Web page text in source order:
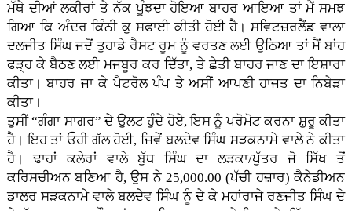
ਮੱਥੇ ਦੀਆਂ ਲਕੀਰਾਂ ਤੇ ਨੱਕ ਪੂੰਝਦਾ ਹੋਇਆ ਬਾਹਰ ਆਇਆ ਤਾਂ ਮੈਂ ਸਮਝ
ਗਿਆ ਕਿ ਅੰਦਰ ਕਿੰਨੀ ਕੁ ਸਫਾਈ ਕੀਤੀ ਹੋਈ ਹੈ। ਸਵਿਟਜ਼ਰਲੈਂਡ ਵਾਲਾ
ਦਲਜੀਤ ਸਿੰਘ ਜਦੋਂ ਤੁਹਾਡੇ ਰੈਸਟ ਰੂਮ ਨੂੰ ਵਰਤਣ ਲਈ ਉਠਿਆ ਤਾਂ ਮੈਂ ਬਾਂਹ
ਫੜ੍ਹ ਕੇ ਬੈਠਣ ਲਈ ਮਜਬੂਰ ਕਰ ਦਿੱਤਾ, ਤੇ ਛੇਤੀ ਬਾਹਰ ਜਾਣ ਦਾ ਇਸ਼ਾਰਾ
ਕੀਤਾ। ਬਾਹਰ ਜਾ ਕੇ ਪੈਟਰੋਲ ਪੰਪ ਤੇ ਅਸੀਂ ਆਪਣੀ ਹਾਜਤ ਦਾ ਨਿਬੇੜਾ
ਕੀਤਾ।
ਤੁਸੀਂ “ਗੰਗਾ ਸਾਗਰ” ਦੇ ਉਲਟ ਹੁੰਦੇ ਹੋਏ, ਇਸ ਨੂੰ ਪਰੋਮੋਟ ਕਰਨਾ ਸ਼ੁਰੂ ਕੀਤਾ
ਹੈ। ਇਹ ਤਾਂ ਓਹੀ ਗੱਲ ਹੋਈ, ਜਿਵੇਂ ਬਲਦੇਵ ਸਿੰਘ ਸੜਕਨਾਮੇ ਵਾਲੇ ਨੇ ਕੀਤਾ
ਹੈ। ਢਾਹਾਂ ਕਲੇਰਾਂ ਵਾਲੇ ਬੁੱਧ ਸਿੰਘ ਦਾ ਲੜਕਾ/ਪੁੱਤਰ ਜੋ ਸਿੱਖ ਤੋਂ
ਕਰਿਸਚੀਅਨ ਬਣਿਆ ਹੈ, ਉਸ ਨੇ 25,000.00 (ਪੱਚੀ ਹਜ਼ਾਰ) ਕੈਨੇਡੀਅਨ
ਡਾਲਰ ਸੜਕਨਾਮੇ ਵਾਲੇ ਬਲਦੇਵ ਸਿੰਘ ਨੂੰ ਦੇ ਕੇ ਮਹਾਂਰਾਜੇ ਰਣਜੀਤ ਸਿੰਘ ਦੇ